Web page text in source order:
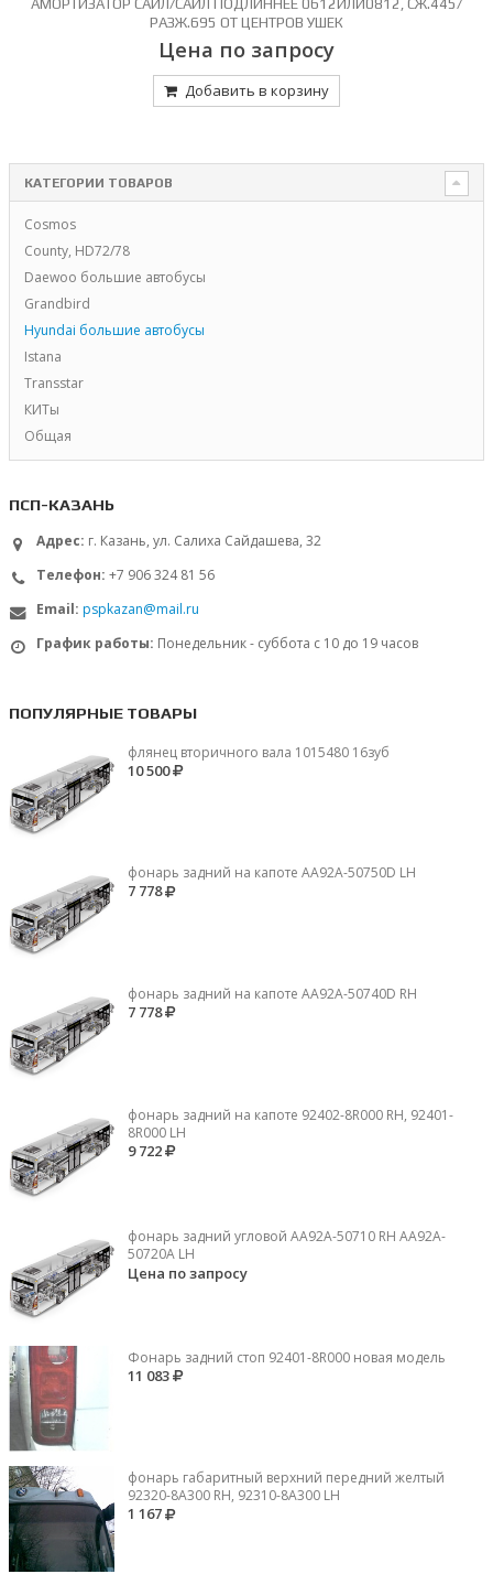
АМОРТИЗАТОР САЙЛ/САЙЛ ПОДЛИННЕЕ 0612ИЛИ0812, СЖ.445/
РАЗЖ.695 ОТ ЦЕНТРОВ УШЕК
Цена по запросу
Добавить в корзину
КАТЕГОРИИ ТОВАРОВ
Cosmos
County, HD72/78
Daewoo большие автобусы
Grandbird
Hyundai большие автобусы
Istana
Transstar
КИТы
Общая
ПСП-КАЗАНЬ
Адрес: г. Казань, ул. Салиха Сайдашева, 32
Телефон: +7 906 324 81 56
Email: pspkazan@mail.ru
График работы: Понедельник - суббота с 10 до 19 часов
ПОПУЛЯРНЫЕ ТОВАРЫ
флянец вторичного вала 1015480 16зуб
10 500
фонарь задний на капоте AA92A-50750D LH
7 778
фонарь задний на капоте AA92A-50740D RH
7 778
фонарь задний на капоте 92402-8R000 RH, 92401-
8R000 LH
9 722
фонарь задний угловой AA92A-50710 RH AA92A-
50720A LH
Цена по запросу
Фонарь задний стоп 92401-8R000 новая модель
11 083
фонарь габаритный верхний передний желтый
92320-8A300 RH, 92310-8А300 LH
1 167